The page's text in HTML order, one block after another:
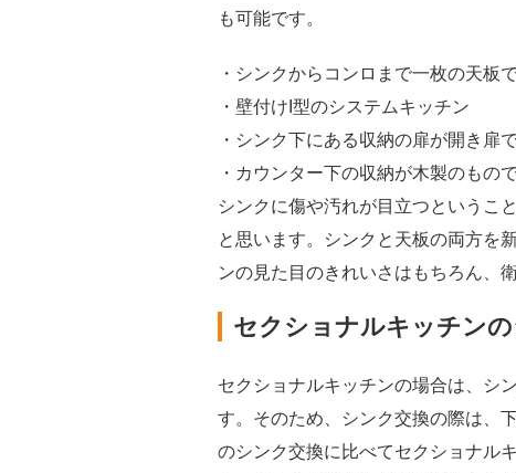
も可能です。
・シンクからコンロまで一枚の天板
・壁付けI型のシステムキッチン
・シンク下にある収納の扉が開き扉
・カウンター下の収納が木製のもの
シンクに傷や汚れが目立つというこ
と思います。シンクと天板の両方を
ンの見た目のきれいさはもちろん、
セクショナルキッチン
セクショナルキッチンの場合は、シ
す。そのため、シンク交換の際は、
のシンク交換に比べてセクショナル